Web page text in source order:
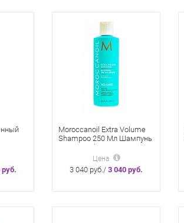
руб.
Moroccanoil Extra Volume
Shampoo 250 Мл Шампунь
Экстра-Объем
Цена
3 040 руб./3 040 руб.